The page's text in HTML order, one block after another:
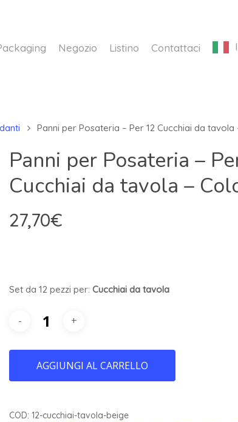
Negozio Listino Contattaci
Panni per Posateria – Per 12 Cucchiai da
Panni per Posateria –
Cucchiai da tavola –
27,70€
Set da 12 pezzi per: Cucchiai da tavola
AGGIUNGI AL CARRELLO
COD: 12-cucchiai-tavola-beige